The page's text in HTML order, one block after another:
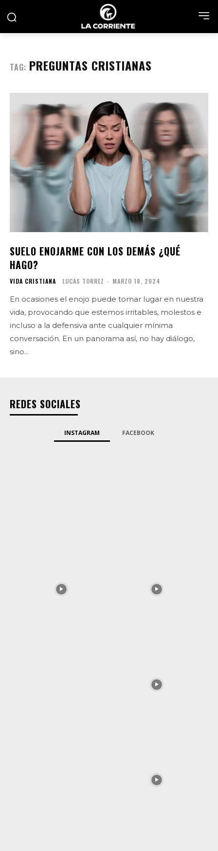
TAG: PREGUNTAS CRISTIANAS
SUELO ENOJARME CON LOS DEMÁS ¿QUÉ
HAGO?
VIDA CRISTIANA LUCAS TORREZ - MARZO 18, 2024
En ocasiones el enojo puede tomar lugar en nuestra
vida, provocando que estemos irritables, molestos e
incluso a la defensiva ante cualquier mínima
conversación. En un panorama así, no hay diálogo,
sino...
REDES SOCIALES
INSTAGRAM FACEBOOK